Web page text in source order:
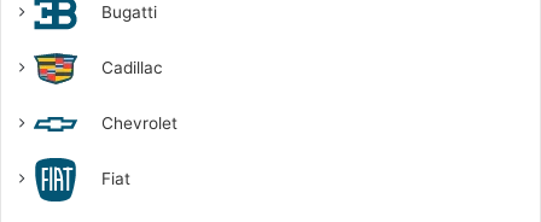
Bugatti
Cadillac
Chevrolet
Fiat